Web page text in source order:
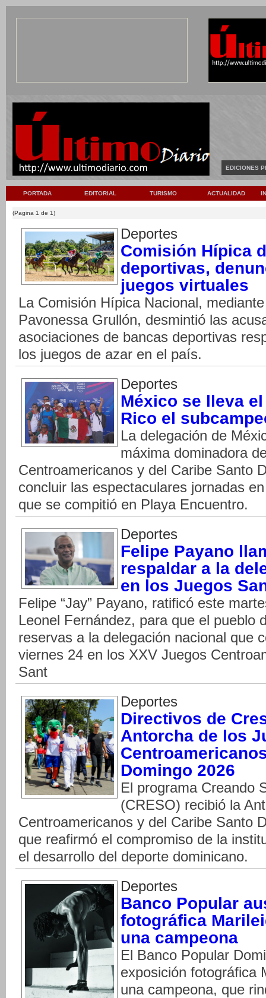
EDICIONES
PORTADA EDITORIAL TURISMO ACTUALIDAD
(Pagina 1 de 1)
Deportes
Comisión Hípica
deportivas,
juegos virtuales
La Comisión Hípica Nacional,
Pavonessa Grullón, desmintió las
asociaciones de bancas deportivas
los juegos de azar en el país.
Deportes
México se lleva
Rico el
La delegación de
máxima dominadora
Centroamericanos y del Caribe Santo
concluir las espectaculares jornadas
que se compitió en Playa Encuentro.
Deportes
Felipe Payano
respaldar a la
en los Juegos
Felipe “Jay” Payano, ratificó este
Leonel Fernández, para que el pueblo
reservas a la delegación nacional que
viernes 24 en los XXV Juegos
Sant
Deportes
Directivos de
Antorcha de los
Domingo 2026
El programa Creando
(CRESO) recibió la
Centroamericanos y del Caribe Santo
que reafirmó el compromiso de la
el desarrollo del deporte dominicano.
Deportes
Banco Popular
fotográfica
una campeona
El Banco Popular
exposición fotográfica
una campeona, que